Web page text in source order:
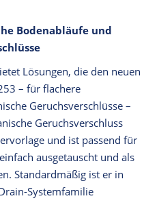
Bodenabläufe und
Lösungen, die den neuen
– für flachere
Geruchsverschlüsse –
Geruchsverschluss
und ist passend für
ausgetauscht und als
Standardmäßig ist er in
Systemfamilie